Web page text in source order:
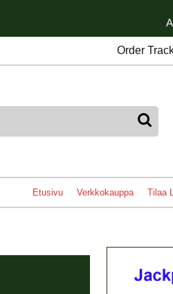
Order
Etusivu Verkkokauppa Tilaa